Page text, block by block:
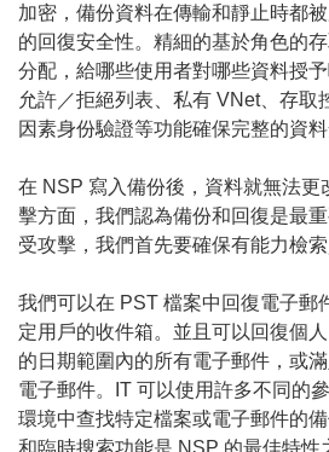
加密，備份資料在傳輸和靜止時都
的回復安全性。精細的基於角色的
分配，給哪些使用者對哪些資料授
允許／拒絕列表、私有 VNet、存取
因素身份驗證等功能確保完整的資料
在 NSP 寫入備份後，資料就無法更
擊方面，我們認為備份和回復是最
受攻擊，我們首先要確保有能力檢索
我們可以在 PST 檔案中回復電子郵
定用戶的收件箱。並且可以回復個
的日期範圍內的所有電子郵件，或
電子郵件。IT 可以使用許多不同的
環境中查找特定檔案或電子郵件的
和臨時搜索功能是 NSP 的最佳特性